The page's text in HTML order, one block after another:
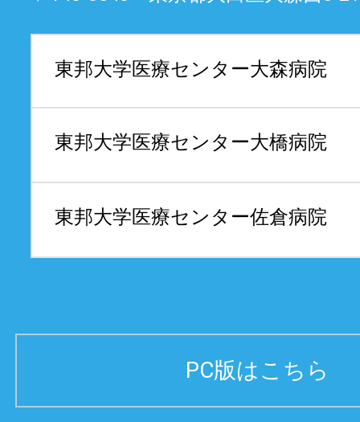
東邦大学医療センター大森病院
東邦大学医療センター大橋病院
東邦大学医療センター佐倉病院
PC版はこちら